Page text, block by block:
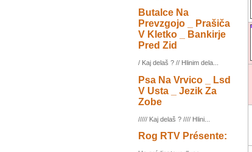
Butalce Na
Prevzgojo _ Prašiča
V Kletko _ Bankirje
Pred Zid
/ Kaj delaš ? // Hlinim dela...
Psa Na Vrvico _ Lsd
V Usta _ Jezik Za
Zobe
///// Kaj delaš ? //// Hlini...
Rog RTV Présente: